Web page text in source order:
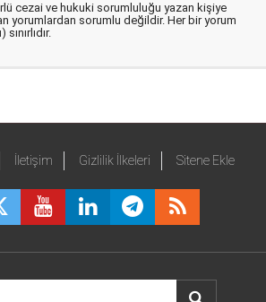
cezai ve hukuki sorumluluğu yazan kişiye
yorumlardan sorumlu değildir. Her bir yorum
İletişim Gizlilik İlkeleri Sitene Ekle